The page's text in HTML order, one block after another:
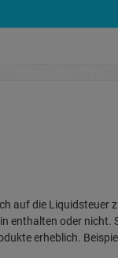
auf die
enthalten oder
erheblich.